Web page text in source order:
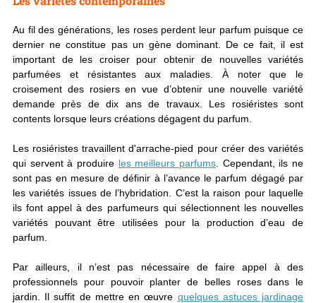
Au fil des générations, les roses perdent leur parfum puisque ce
dernier ne constitue pas un gène dominant. De ce fait, il est
important de les croiser pour obtenir de nouvelles variétés
parfumées et résistantes aux maladies. À noter que le
croisement des rosiers en vue d’obtenir une nouvelle variété
demande près de dix ans de travaux. Les rosiéristes sont
contents lorsque leurs créations dégagent du parfum.
Les rosiéristes travaillent d'arrache-pied pour créer des variétés
qui servent à produire les meilleurs parfums . Cependant, ils ne
sont pas en mesure de définir à l’avance le parfum dégagé par
les variétés issues de l’hybridation. C’est la raison pour laquelle
ils font appel à des parfumeurs qui sélectionnent les nouvelles
variétés pouvant être utilisées pour la production d’eau de
parfum.
Par ailleurs, il n’est pas nécessaire de faire appel à des
professionnels pour pouvoir planter de belles roses dans le
jardin. Il suffit de mettre en œuvre quelques astuces jardinage